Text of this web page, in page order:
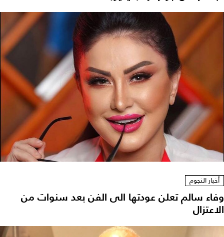
أخبار النجوم
وفاء سالم تعلن عودتها الى الفن بعد سنوات من
الاعتزال